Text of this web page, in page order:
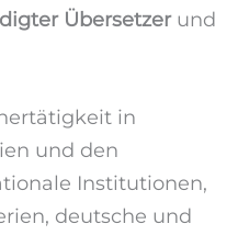
Übersetzerund
in
und den
Institutionen,
deutsche und